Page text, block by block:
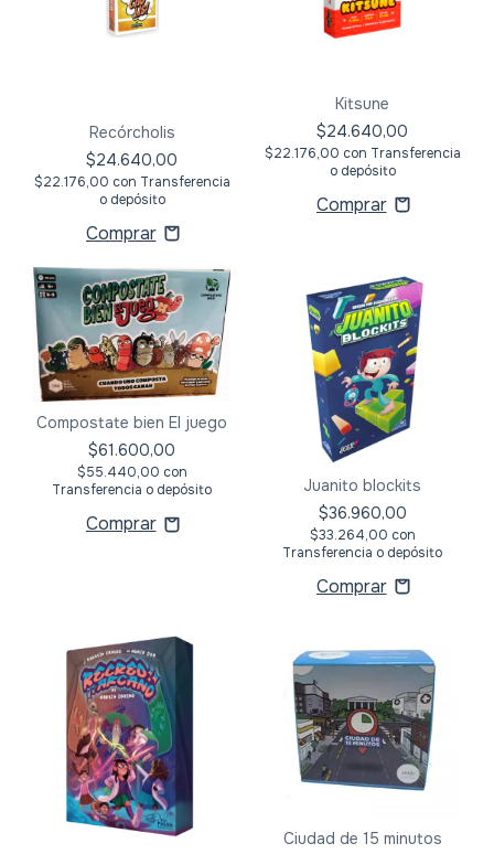
Recórcholis
$24.640,00
$22.176,00 con Transferencia
o depósito
Kitsune
$24.640,00
$22.176,00 con Transferencia
o depósito
Compostate bien El juego
$61.600,00
$55.440,00 con
Transferencia o depósito
Juanito blockits
$36.960,00
$33.264,00 con
Transferencia o depósito
Ciudad de 15 minutos